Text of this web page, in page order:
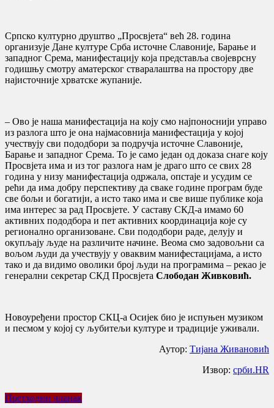
Српско културно друштво „Просвјета“ већ 28. година
организује Дане културе Срба источне Славоније, Барање и
западног Срема, манифестацију која представља својеврсну
годишњу смотру аматерског стваралаштва на простору две
најисточније хрватске жупаније.
– Ово је наша манифестација на коју смо најпоноснији управо
из разлога што је она најмасовнија манифестација у којој
учествују сви пододбори за подручја источне Славоније,
Барање и западног Срема. То је само један од доказа снаге коју
Просвјета има и из тог разлога нам је драго што се свих 28
година у низу манифестација одржала, опстаје и усудим се
рећи да има добру перспективу да сваке године програм буде
све бољи и богатији, а исто тако има и све више публике која
има интерес за рад Просвјете. У саставу СКД-а имамо 60
активних пододбора и пет активних координација које су
регионално организоване. Сви пододбори раде, делују и
окупљају људе на различите начине. Веома смо задовољни са
вољом људи да учествују у оваквим манифестацијама, а исто
тако и да видимо оволики број људи на програмима – рекао је
генерални секретар СКД Просвјета Слободан Живковић.
Новоуређени простор СКЦ-а Осијек био је испуњен музиком
и песмом у којој су љубитељи културе и традиције уживали.
Аутор: Тијана Живановић
Извор: срби.HR
Претходни чланак